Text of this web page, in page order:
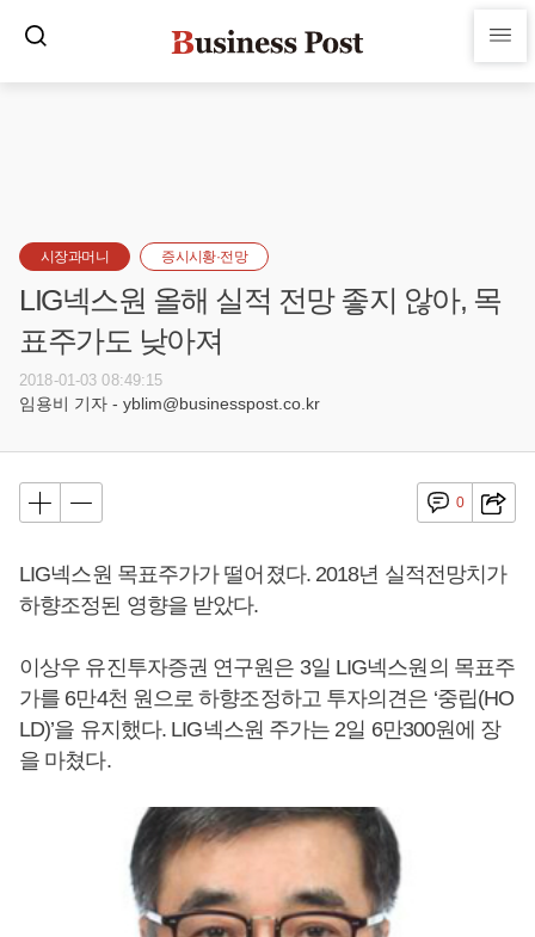
시장과머니 증시시황·전망
LIG넥스원 올해 실적 전망 좋지 않아, 목
표주가도 낮아져
2018-01-03 08:49:15
임용비 기자 - yblim@businesspost.co.kr
0
LIG넥스원 목표주가가 떨어졌다. 2018년 실적전망치가
하향조정된 영향을 받았다.
이상우 유진투자증권 연구원은 3일 LIG넥스원의 목표주
가를 6만4천 원으로 하향조정하고 투자의견은 ‘중립(HO
LD)’을 유지했다. LIG넥스원 주가는 2일 6만300원에 장
을 마쳤다.